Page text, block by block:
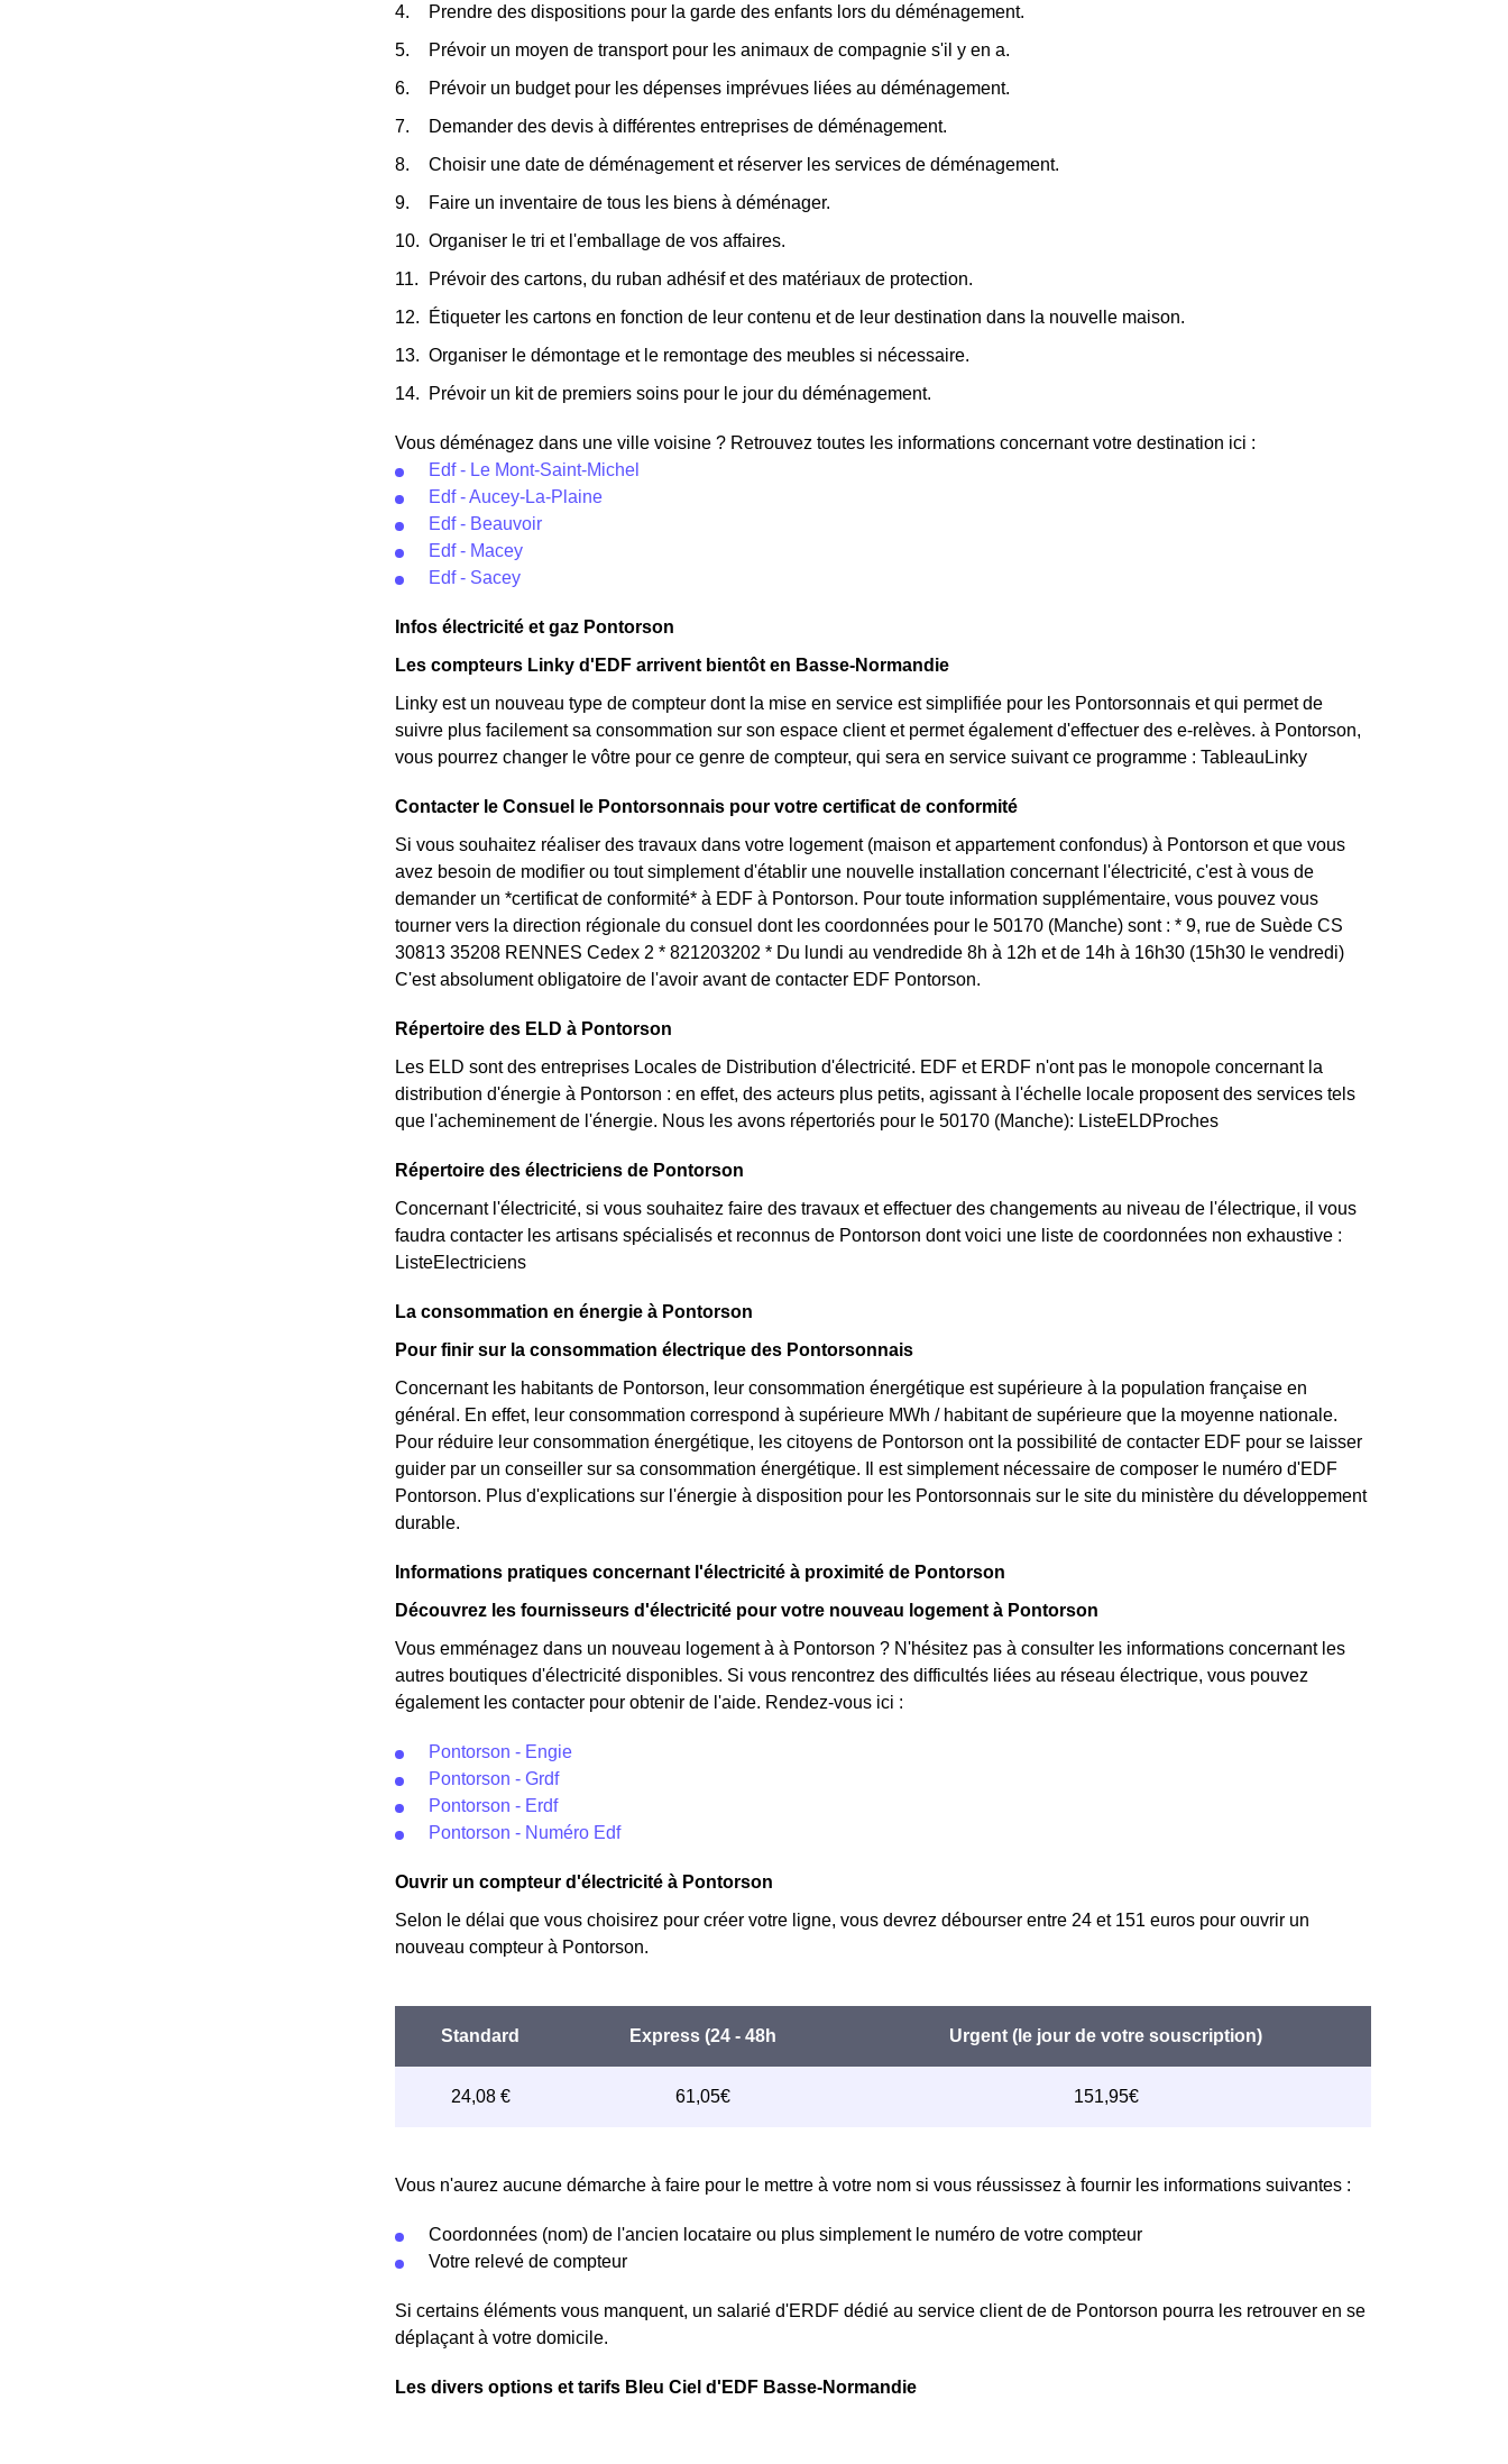
Prendre des dispositions pour la garde des enfants lors du déménagement.
Prévoir un moyen de transport pour les animaux de compagnie s'il y en a.
Prévoir un budget pour les dépenses imprévues liées au déménagement.
Demander des devis à différentes entreprises de déménagement.
Choisir une date de déménagement et réserver les services de déménagement.
Faire un inventaire de tous les biens à déménager.
Organiser le tri et l'emballage de vos affaires.
Prévoir des cartons, du ruban adhésif et des matériaux de protection.
Étiqueter les cartons en fonction de leur contenu et de leur destination dans la nouvelle maison.
Organiser le démontage et le remontage des meubles si nécessaire.
Prévoir un kit de premiers soins pour le jour du déménagement.
Vous déménagez dans une ville voisine ? Retrouvez toutes les informations concernant votre destination ici :
Edf - Le Mont-Saint-Michel
Edf - Aucey-La-Plaine
Edf - Beauvoir
Edf - Macey
Edf - Sacey
Infos électricité et gaz Pontorson
Les compteurs Linky d'EDF arrivent bientôt en Basse-Normandie
Linky est un nouveau type de compteur dont la mise en service est simplifiée pour les Pontorsonnais et qui permet de
suivre plus facilement sa consommation sur son espace client et permet également d'effectuer des e-relèves. à Pontorson,
vous pourrez changer le vôtre pour ce genre de compteur, qui sera en service suivant ce programme : TableauLinky
Contacter le Consuel le Pontorsonnais pour votre certificat de conformité
Si vous souhaitez réaliser des travaux dans votre logement (maison et appartement confondus) à Pontorson et que vous
avez besoin de modifier ou tout simplement d'établir une nouvelle installation concernant l'électricité, c'est à vous de
demander un *certificat de conformité* à EDF à Pontorson. Pour toute information supplémentaire, vous pouvez vous
tourner vers la direction régionale du consuel dont les coordonnées pour le 50170 (Manche) sont : * 9, rue de Suède CS
30813 35208 RENNES Cedex 2 * 821203202 * Du lundi au vendredide 8h à 12h et de 14h à 16h30 (15h30 le vendredi)
C'est absolument obligatoire de l'avoir avant de contacter EDF Pontorson.
Répertoire des ELD à Pontorson
Les ELD sont des entreprises Locales de Distribution d'électricité. EDF et ERDF n'ont pas le monopole concernant la
distribution d'énergie à Pontorson : en effet, des acteurs plus petits, agissant à l'échelle locale proposent des services tels
que l'acheminement de l'énergie. Nous les avons répertoriés pour le 50170 (Manche): ListeELDProches
Répertoire des électriciens de Pontorson
Concernant l'électricité, si vous souhaitez faire des travaux et effectuer des changements au niveau de l'électrique, il vous
faudra contacter les artisans spécialisés et reconnus de Pontorson dont voici une liste de coordonnées non exhaustive :
ListeElectriciens
La consommation en énergie à Pontorson
Pour finir sur la consommation électrique des Pontorsonnais
Concernant les habitants de Pontorson, leur consommation énergétique est supérieure à la population française en
général. En effet, leur consommation correspond à supérieure MWh / habitant de supérieure que la moyenne nationale.
Pour réduire leur consommation énergétique, les citoyens de Pontorson ont la possibilité de contacter EDF pour se laisser
guider par un conseiller sur sa consommation énergétique. Il est simplement nécessaire de composer le numéro d'EDF
Pontorson. Plus d'explications sur l'énergie à disposition pour les Pontorsonnais sur le site du ministère du développement
durable.
Informations pratiques concernant l'électricité à proximité de Pontorson
Découvrez les fournisseurs d'électricité pour votre nouveau logement à Pontorson
Vous emménagez dans un nouveau logement à à Pontorson ? N'hésitez pas à consulter les informations concernant les
autres boutiques d'électricité disponibles. Si vous rencontrez des difficultés liées au réseau électrique, vous pouvez
également les contacter pour obtenir de l'aide. Rendez-vous ici :
Pontorson - Engie
Pontorson - Grdf
Pontorson - Erdf
Pontorson - Numéro Edf
Ouvrir un compteur d'électricité à Pontorson
Selon le délai que vous choisirez pour créer votre ligne, vous devrez débourser entre 24 et 151 euros pour ouvrir un
nouveau compteur à Pontorson.
Vous n'aurez aucune démarche à faire pour le mettre à votre nom si vous réussissez à fournir les informations suivantes :
Coordonnées (nom) de l'ancien locataire ou plus simplement le numéro de votre compteur
Votre relevé de compteur
Si certains éléments vous manquent, un salarié d'ERDF dédié au service client de de Pontorson pourra les retrouver en se
déplaçant à votre domicile.
Les divers options et tarifs Bleu Ciel d'EDF Basse-Normandie